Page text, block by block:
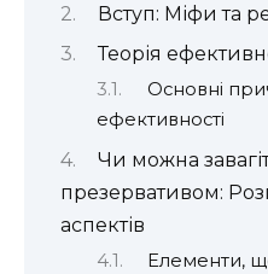
Вступ: Міфи та
Теорія
Основні
ефективності
Чи можна
презервативом:
аспектів
Елементи,